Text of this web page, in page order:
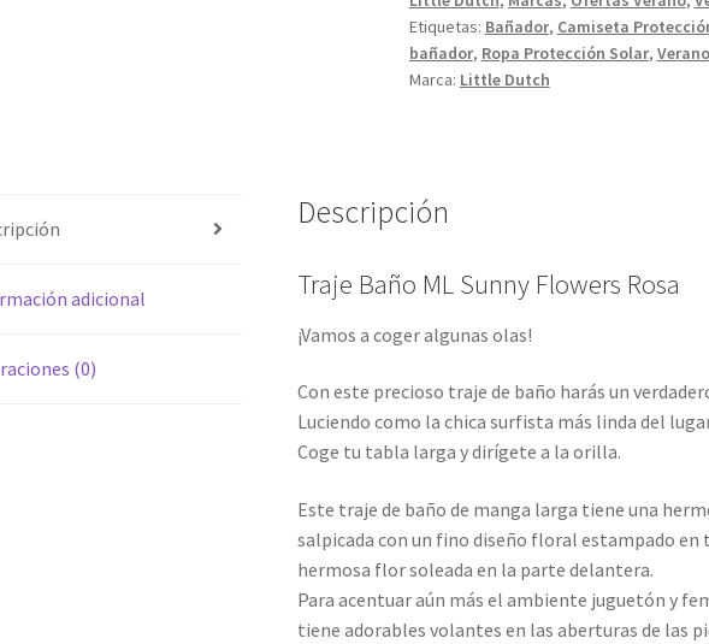
cantidad
Etiquetas: Bañador, Camiseta
bañador, Ropa Protección Solar,
Marca: Little Dutch
adicional
(0)
Descripción
Traje Baño ML Sunny Flowers Rosa
¡Vamos a coger algunas olas!
Con este precioso traje de baño harás un
Luciendo como la chica surfista más linda del
Coge tu tabla larga y dirígete a la orilla.
Este traje de baño de manga larga tiene una
salpicada con un fino diseño floral estampado en
hermosa flor soleada en la parte delantera.
Para acentuar aún más el ambiente juguetón y
tiene adorables volantes en las aberturas de las